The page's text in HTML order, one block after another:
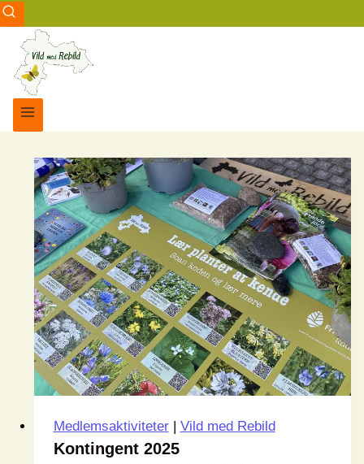
Medlemsaktiviteter| Vild med Rebild
Kontingent 2025